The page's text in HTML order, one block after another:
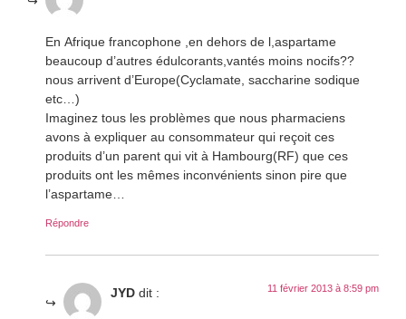
En Afrique francophone ,en dehors de l,aspartame
beaucoup d’autres édulcorants,vantés moins nocifs??
nous arrivent d’Europe(Cyclamate, saccharine sodique
etc…)
Imaginez tous les problèmes que nous pharmaciens
avons à expliquer au consommateur qui reçoit ces
produits d’un parent qui vit à Hambourg(RF) que ces
produits ont les mêmes inconvénients sinon pire que
l’aspartame…
Répondre
JYD dit : 11 février 2013 à 8:59 pm